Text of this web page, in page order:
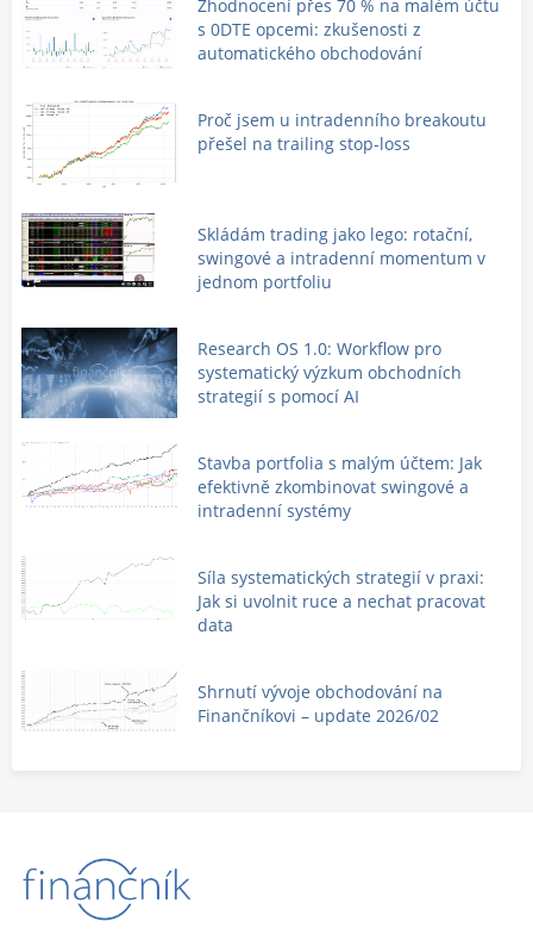
Zhodnocení přes 70 % na malém účtu
s 0DTE opcemi: zkušenosti z
automatického obchodování
Proč jsem u intradenního breakoutu
přešel na trailing stop-loss
Skládám trading jako lego: rotační,
swingové a intradenní momentum v
jednom portfoliu
Research OS 1.0: Workflow pro
systematický výzkum obchodních
strategií s pomocí AI
Stavba portfolia s malým účtem: Jak
efektivně zkombinovat swingové a
intradenní systémy
Síla systematických strategií v praxi:
Jak si uvolnit ruce a nechat pracovat
data
Shrnutí vývoje obchodování na
Finančníkovi – update 2026/02